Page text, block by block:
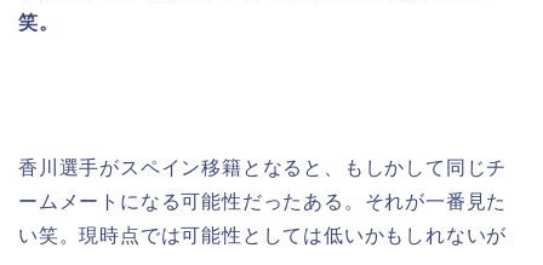
笑。
香川選手がスペイン移籍となると、もしかして同じチ
ームメートになる可能性だったある。それが一番見た
い笑。現時点では可能性としては低いかもしれないが